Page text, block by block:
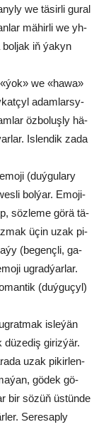
we tä­sir­li gu­ral
mä­hir­li we yh­
bol­jak iň ýa­kyn
we «ha­wa»
adam­lar­sy­
öz­bo­luş­ly hä­
Is­len­dik za­da
(duý­gu­la­ry
bol­ýar. Emo­ji­
söz­le­me gö­rä tä­
üçin uzak pi­
(be­genç­li, ga­
ug­rad­ýar­lar.
(duý­gu­çyl)
is­le­ýän
dü­ze­diş gi­riz­ýär.
uzak pi­kir­len­
gö­dek gö­
bir sö­züň üs­tün­de
Se­re­sap­ly